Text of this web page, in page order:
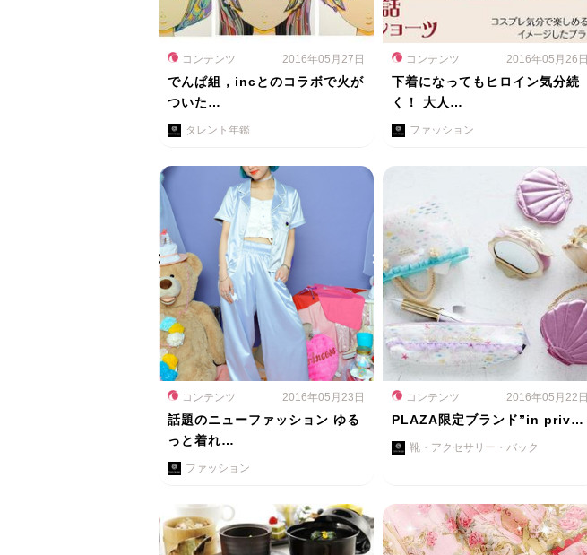
コンテンツ 2016年05月27日
でんぱ組，incとのコラボで火が
ついた…
タレント年鑑
コンテンツ 2016年05月26日
下着になってもヒロイン気分続
く！ 大人…
ファッション
コンテンツ 2016年05月23日
話題のニューファッション ゆる
っと着れ…
ファッション
コンテンツ 2016年05月22日
PLAZA限定ブランド”in priv…
靴・アクセサリー・バック